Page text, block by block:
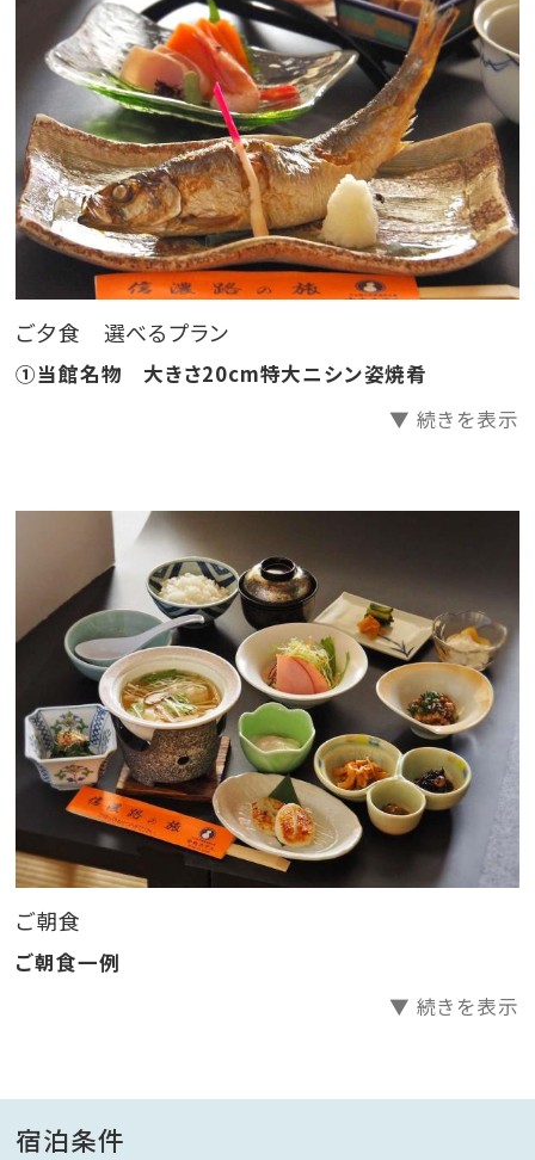
【ご夕食】メイン料理が選べるスタンダード会席 個室
or会場食（仕切り有）にて
【ご朝食】地元食材を使った和食膳 朝食会場にて
ご夕食 選べるプラン
①当館名物 大きさ20cm特大ニシン姿焼肴
▼ 続きを表示
ご朝食
ご朝食一例
▼ 続きを表示
宿泊条件